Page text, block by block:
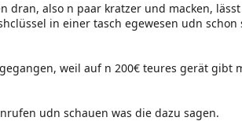
dran, also n paar kratzer und macken,
in einer tasch egewesen udn
weil auf n 200€ teures gerät gibt
udn schauen was die dazu sagen.